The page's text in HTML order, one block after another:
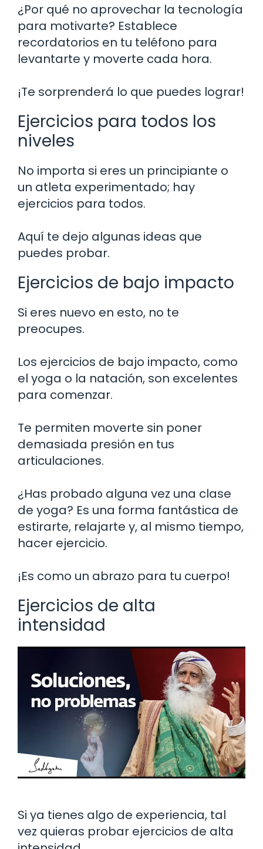
¿Por qué no aprovechar la tecnología
para motivarte? Establece
recordatorios en tu teléfono para
levantarte y moverte cada hora.
¡Te sorprenderá lo que puedes lograr!
Ejercicios para todos los
niveles
No importa si eres un principiante o
un atleta experimentado; hay
ejercicios para todos.
Aquí te dejo algunas ideas que
puedes probar.
Ejercicios de bajo impacto
Si eres nuevo en esto, no te
preocupes.
Los ejercicios de bajo impacto, como
el yoga o la natación, son excelentes
para comenzar.
Te permiten moverte sin poner
demasiada presión en tus
articulaciones.
¿Has probado alguna vez una clase
de yoga? Es una forma fantástica de
estirarte, relajarte y, al mismo tiempo,
hacer ejercicio.
¡Es como un abrazo para tu cuerpo!
Ejercicios de alta
intensidad
Si ya tienes algo de experiencia, tal
vez quieras probar ejercicios de alta